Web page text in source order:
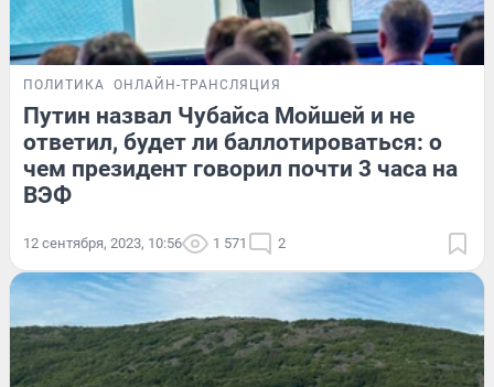
ПОЛИТИКА ОНЛАЙН-ТРАНСЛЯЦИЯ
Путин назвал Чубайса Мойшей и не
ответил, будет ли баллотироваться: о
чем президент говорил почти 3 часа на
ВЭФ
12 сентября, 2023, 10:56 1 571 2